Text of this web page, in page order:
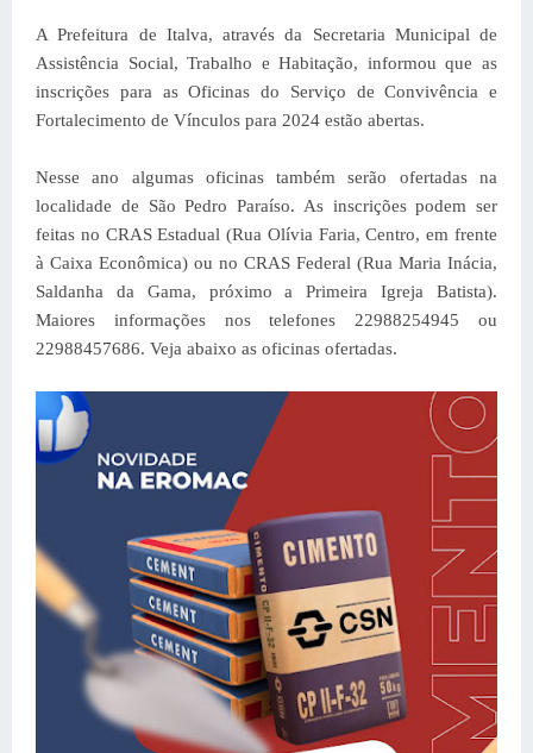
A Prefeitura de Italva, através da Secretaria Municipal de
Assistência Social, Trabalho e Habitação, informou que as
inscrições para as Oficinas do Serviço de Convivência e
Fortalecimento de Vínculos para 2024 estão abertas.
Nesse ano algumas oficinas também serão ofertadas na
localidade de São Pedro Paraíso. As inscrições podem ser
feitas no CRAS Estadual (Rua Olívia Faria, Centro, em frente
à Caixa Econômica) ou no CRAS Federal (Rua Maria Inácia,
Saldanha da Gama, próximo a Primeira Igreja Batista).
Maiores informações nos telefones 22988254945 ou
22988457686. Veja abaixo as oficinas ofertadas.